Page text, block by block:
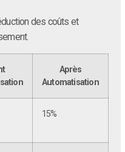
des coûts et
Après
Automatisation
15%